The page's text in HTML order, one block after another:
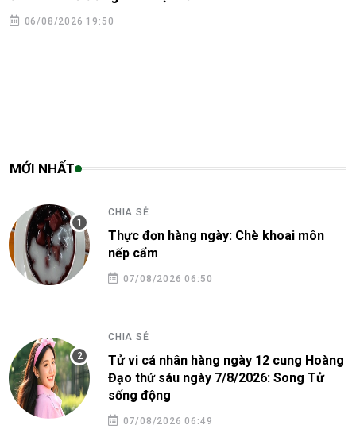
06/08/2026 19:50
MỚI NHẤT
CHIA SẺ
Thực đơn hàng ngày: Chè khoai môn
nếp cẩm
07/08/2026 06:50
CHIA SẺ
Tử vi cá nhân hàng ngày 12 cung Hoàng
Đạo thứ sáu ngày 7/8/2026: Song Tử
sống động
07/08/2026 06:49